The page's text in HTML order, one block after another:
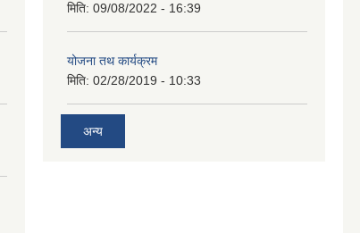
मिति: 09/08/2022 - 16:39
योजना तथ कार्यक्रम
मिति: 02/28/2019 - 10:33
अन्य